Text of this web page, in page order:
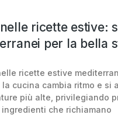
ricette estive:
per la bella
ricette estive
la cucina cambia ritmo e si
più alte, privilegiando
che richiamano